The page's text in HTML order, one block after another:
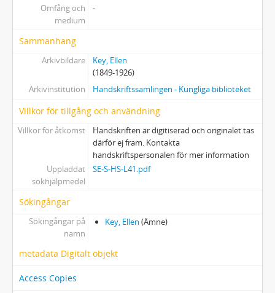
17 - Svenska uppsatser av Ellen Key
18 - Samlingar ur folklivet
21 - Malin Blomsterberg
22 - Om Urban von Feilitzen
23 - Brev till och från Urban von Feilitzen m. fl., samt skrifter
24 - Dikter m. m. av Gesine / Gesina Frerichs (Naef)
26 - Eftermälen m. m. om Ellen Key
27 - Svenskt vett och ovett om Ellen Key m. m.
28-32 - Album med pressklipp
33-45 - Övriga pressklipp
46 - Dicksonska folkbibliotekets festskrift (Ellen Key-bibliografi)
48 - Diverse särtryck och dedikationsexemplar, flera med anteckningar
50 - Brev och handlingar rörande Ellen Keys samlingar
52 - Brev från Ellen Key till skilda personer
Omfång och
medium
-
Sammanhang
Arkivbildare
Key, Ellen
(1849-1926)
Arkivinstitution
Handskriftssamlingen - Kungliga biblioteket
Villkor för tillgång och användning
Villkor för åtkomst
Handskriften är digitiserad och originalet tas
därför ej fram. Kontakta
handskriftspersonalen för mer information
Uppladdat
sökhjälpmedel
SE-S-HS-L41.pdf
Sökingångar
Sökingångar på
namn
Key, Ellen (Ämne)
metadata Digitalt objekt
Access Copies